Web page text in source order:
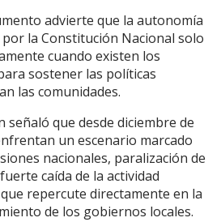
advierte que la autonomía
la Constitución Nacional solo
cuando existen los
sostener las políticas
las comunidades.
señaló que desde diciembre de
un escenario marcado
nacionales, paralización de
caída de la actividad
repercute directamente en la
de los gobiernos locales.